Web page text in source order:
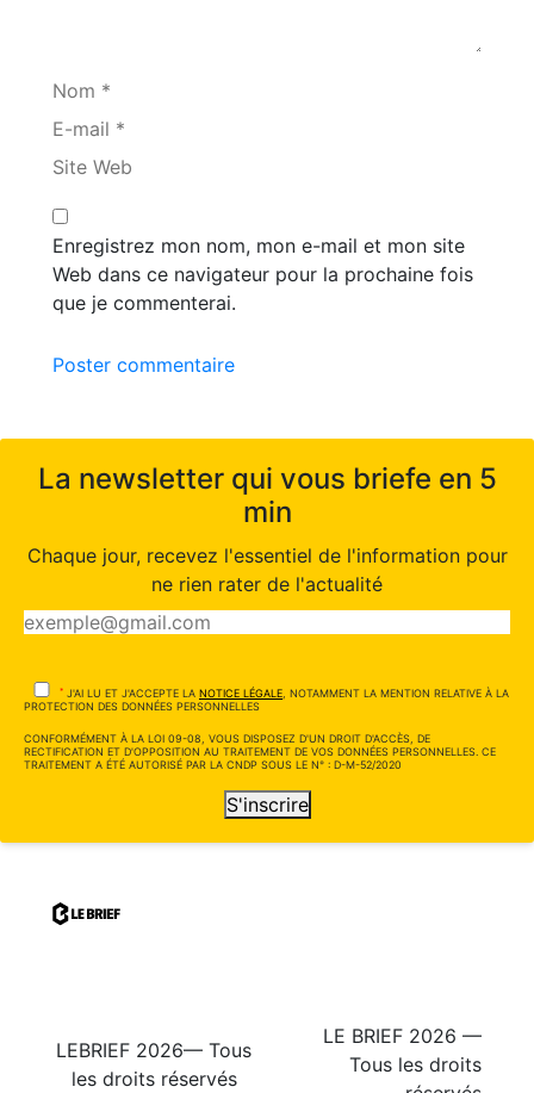
Nom *
E-mail *
Site Web
Enregistrez mon nom, mon e-mail et mon site
Web dans ce navigateur pour la prochaine fois
que je commenterai.
Poster commentaire
La newsletter qui vous briefe en 5
min
Chaque jour, recevez l'essentiel de l'information pour
ne rien rater de l'actualité
* J'AI LU ET J'ACCEPTE LA NOTICE LÉGALE , NOTAMMENT LA MENTION RELATIVE À LA
PROTECTION DES DONNÉES PERSONNELLES
CONFORMÉMENT À LA LOI 09-08, VOUS DISPOSEZ D'UN DROIT D'ACCÈS, DE
RECTIFICATION ET D'OPPOSITION AU TRAITEMENT DE VOS DONNÉES PERSONNELLES. CE
TRAITEMENT A ÉTÉ AUTORISÉ PAR LA CNDP SOUS LE N° : D-M-52/2020
S'inscrire
LEBRIEF 2026— Tous
les droits réservés
LE BRIEF 2026 —
Tous les droits